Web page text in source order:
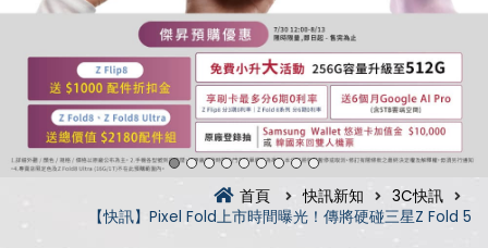
首頁 快訊新知
3C快訊
【快訊】Pixel Fold上市時間曝光！傳將硬碰三星Z Fold 5